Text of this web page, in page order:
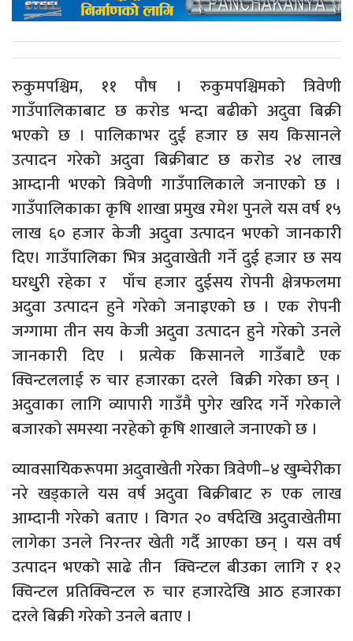
रुकुमपश्चिम, ११ पौष । रुकुमपश्चिमको त्रिवेणी
गाउँपालिकाबाट छ करोड भन्दा बढीको अदुवा बिक्री
भएको छ । पालिकाभर दुई हजार छ सय किसानले
उत्पादन गरेको अदुवा बिक्रीबाट छ करोड २४ लाख
आम्दानी भएको त्रिवेणी गाउँपालिकाले जनाएको छ ।
गाउँपालिकाका कृषि शाखा प्रमुख रमेश पुनले यस वर्ष १५
लाख ६० हजार केजी अदुवा उत्पादन भएको जानकारी
दिए। गाउँपालिका भित्र अदुवाखेती गर्ने दुई हजार छ सय
घरधुुरी रहेका र पाँच हजार दुईसय रोपनी क्षेत्रफलमा
अदुवा उत्पादन हुने गरेको जनाइएको छ । एक रोपनी
जग्गामा तीन सय केजी अदुवा उत्पादन हुने गरेको उनले
जानकारी दिए । प्रत्येक किसानले गाउँबाटै एक
क्विन्टललाई रु चार हजारका दरले बिक्री गरेका छन् ।
अदुवाका लागि व्यापारी गाउँमै पुगेर खरिद गर्ने गरेकाले
बजारको समस्या नरहेको कृषि शाखाले जनाएको छ ।
व्यावसायिकरूपमा अदुवाखेती गरेका त्रिवेणी–४ खुम्चेरीका
नरे खड्काले यस वर्ष अदुवा बिक्रीबाट रु एक लाख
आम्दानी गरेको बताए । विगत २० वर्षदेखि अदुवाखेतीमा
लागेका उनले निरन्तर खेती गर्दै आएका छन् । यस वर्ष
उत्पादन भएको साढे तीन क्विन्टल बीउका लागि र १२
क्विन्टल प्रतिक्विन्टल रु चार हजारदेखि आठ हजारका
दरले बिक्री गरेको उनले बताए ।